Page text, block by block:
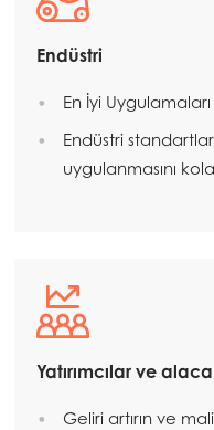
Endüstri
En İyi Uygulamaları
Endüstri
uygulanmasını
Yatırımcılar ve
Geliri artırın ve